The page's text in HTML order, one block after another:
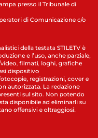
presso il Tribunale di
di Comunicazione c/o
della testata STILETV è
e l’uso, anche parziale,
filmati, loghi, grafiche
dispositivo
registrazioni, cover e
autorizzata. La redazione
sul sito. Non potendo
disponibile ad eliminarli su
offensivi e oltraggiosi.